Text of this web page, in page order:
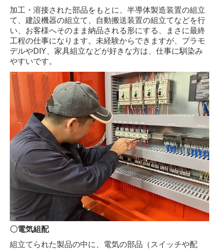
加工・溶接された部品をもとに、半導体製造装置の組立
て、建設機器の組立て、自動搬送装置の組立てなどを行
い、お客様へそのまま納品される形にする、まさに最終
工程の仕事になります。未経験からできますが、プラモ
デルやDIY、家具組立などが好きな方は、仕事に馴染み
やすいです。
〇電気組配
組立てられた製品の中に、電気の部品（スイッチや配